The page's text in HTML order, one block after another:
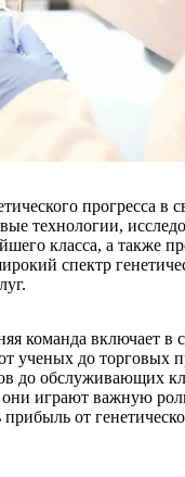
прогресса в
технологии,
класса, а также
спектр
команда включает в
ученых до торговых
до обслуживающих
они играют важную
от